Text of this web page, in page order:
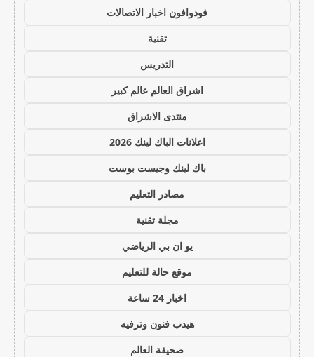
فودوافون اخبار الاتصالات
تقنية
التدريس
اشراق العالم عالم كبير
منتدى الاشراق
اعلانات الباك لينك 2026
باك لينك وجيست بوست
مصادر التعليم
مجلة تقنية
يو ان بي الرياضي
موقع حالة للتعليم
اخبار 24 ساعة
هيدب فنون وترفيه
صحيفة العالم